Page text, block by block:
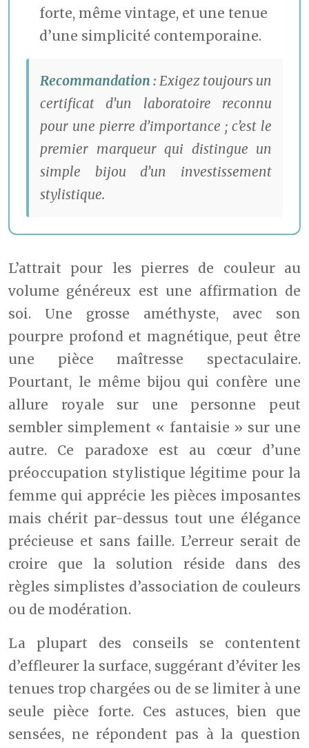
forte, même vintage, et une tenue
d’une simplicité contemporaine.
Recommandation : Exigez toujours un
certificat d’un laboratoire reconnu
pour une pierre d’importance ; c’est le
premier marqueur qui distingue un
simple bijou d’un investissement
stylistique.
L’attrait pour les pierres de couleur au
volume généreux est une affirmation de
soi. Une grosse améthyste, avec son
pourpre profond et magnétique, peut être
une pièce maîtresse spectaculaire.
Pourtant, le même bijou qui confère une
allure royale sur une personne peut
sembler simplement « fantaisie » sur une
autre. Ce paradoxe est au cœur d’une
préoccupation stylistique légitime pour la
femme qui apprécie les pièces imposantes
mais chérit par-dessus tout une élégance
précieuse et sans faille. L’erreur serait de
croire que la solution réside dans des
règles simplistes d’association de couleurs
ou de modération.
La plupart des conseils se contentent
d’effleurer la surface, suggérant d’éviter les
tenues trop chargées ou de se limiter à une
seule pièce forte. Ces astuces, bien que
sensées, ne répondent pas à la question